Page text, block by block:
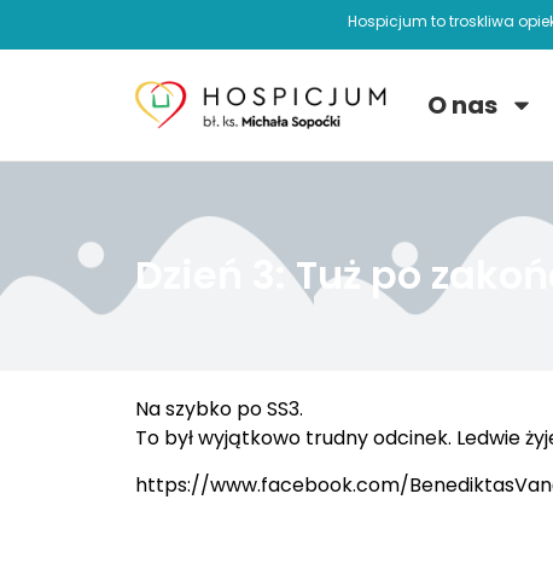
Hospicjum to troskliwa
O nas
Dzień 3: Tuż po
Na szybko po SS3.
To był wyjątkowo trudny odcinek. Ledwie
https://www.facebook.com/